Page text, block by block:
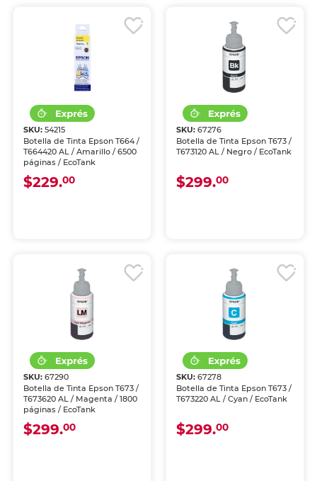
SKU:54215
Botella de Tinta Epson T664 /
T664420 AL / Amarillo / 6500
páginas / EcoTank
$229.00
SKU: 67276
Botella de Tinta Epson T673 /
T673120 AL / Negro / EcoTank
$299.00
SKU:67290
Botella de Tinta Epson T673 /
T673620 AL / Magenta / 1800
páginas / EcoTank
$299.00
SKU: 67278
Botella de Tinta Epson T673 /
T673220 AL / Cyan / EcoTank
$299.00